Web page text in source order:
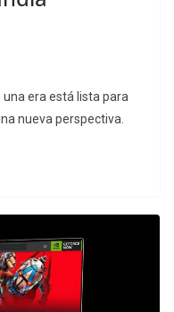
una era está lista para
nueva perspectiva.